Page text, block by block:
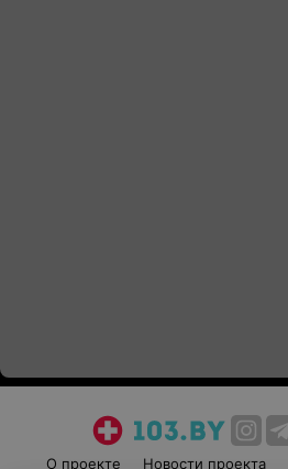
О проекте Новости проекта